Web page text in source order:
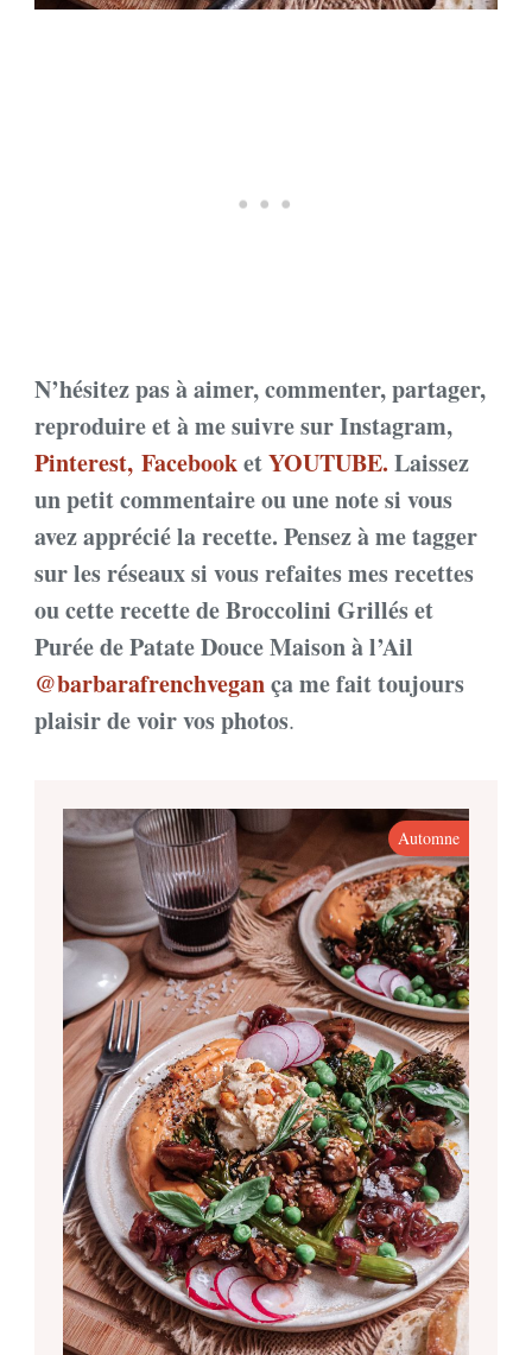
N’hésitez pas à aimer, commenter, partager,
reproduire et à me suivre sur Instagram,
Pinterest, FacebooketYOUTUBE. Laissez
un petit commentaire ou une note si vous
avez apprécié la recette. Pensez à me tagger
sur les réseaux si vous refaites mes recettes
ou cette recette de Broccolini Grillés et
Purée de Patate Douce Maison à l’Ail
@barbarafrenchvegança me fait toujours
plaisir de voir vos photos.
Automne